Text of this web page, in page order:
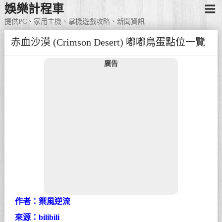
娛樂計程車
提供PC、家用主機、掌機遊戲攻略、新聞資訊
赤血沙漠 (Crimson Desert) 嘟嘟鳥蛋點位一覽
廣告
作者：禦風逆流
來源：bilibili